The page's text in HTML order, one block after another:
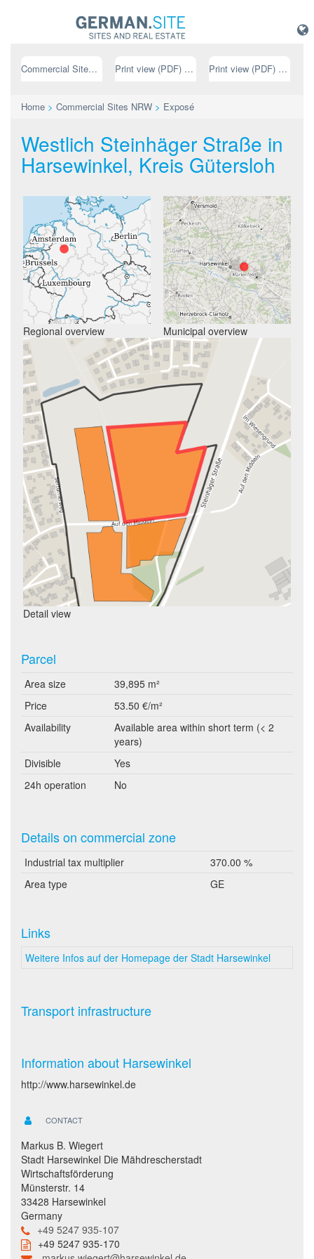
Commercial Sites NRW Print view (PDF) // german Print view (PDF) // english
Home > Commercial Sites NRW > Exposé
Westlich Steinhäger Straße in
Harsewinkel, Kreis Gütersloh
Regional overview Municipal overview
Detail view
Parcel
Area size
39,895 m²
Price
53.50 €/m²
Availability
Available area within short term (< 2
years)
Divisible
Yes
24h operation
No
Details on commercial zone
Industrial tax multiplier
370.00 %
Area type
GE
Links
Weitere Infos auf der Homepage der Stadt Harsewinkel
Transport infrastructure
Information about Harsewinkel
http://www.harsewinkel.de
CONTACT
Markus B. Wiegert
Stadt Harsewinkel Die Mähdrescherstadt
Wirtschaftsförderung
Münsterstr. 14
33428 Harsewinkel
Germany
+49 5247 935-107
+49 5247 935-170